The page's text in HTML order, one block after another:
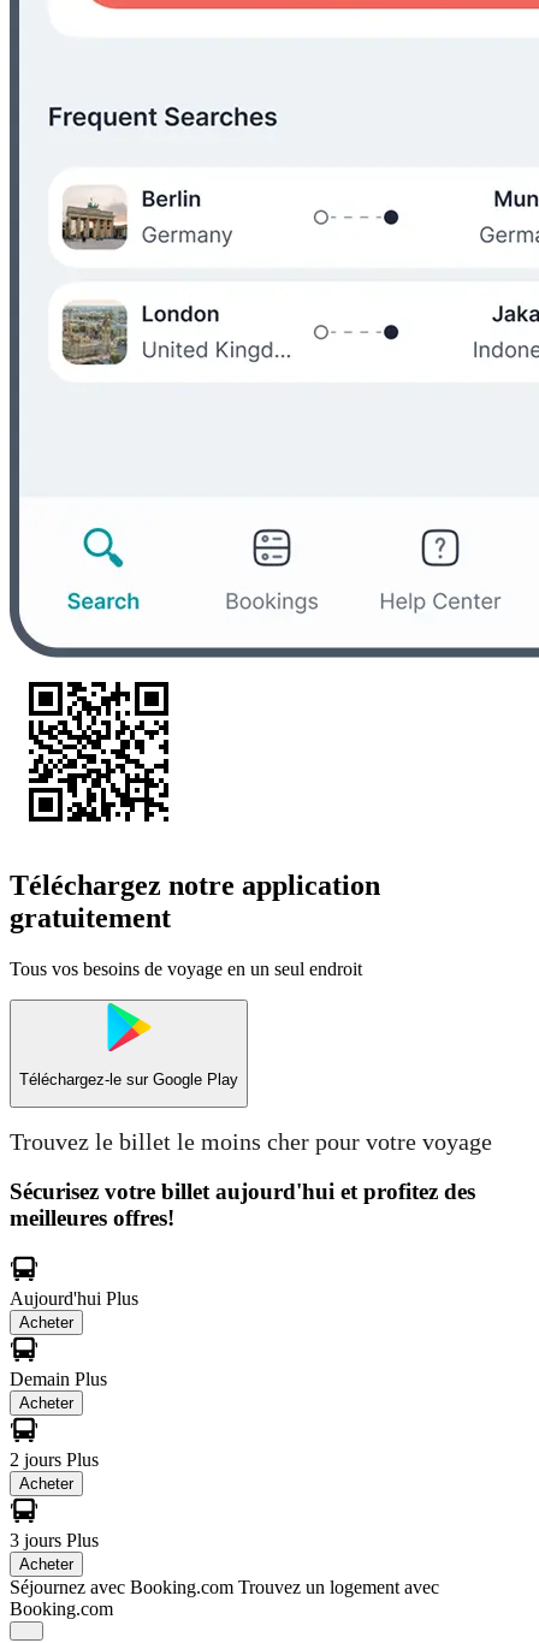
Téléchargez notre application
gratuitement
Tous vos besoins de voyage en un seul endroit
Téléchargez-le sur Google Play
Trouvez le billet le moins cher pour votre voyage
Sécurisez votre billet aujourd'hui et profitez des
meilleures offres!
Aujourd'hui Plus
Acheter
Demain Plus
Acheter
2 jours Plus
Acheter
3 jours Plus
Acheter
Séjournez avec Booking.com Trouvez un logement avec
Booking.com